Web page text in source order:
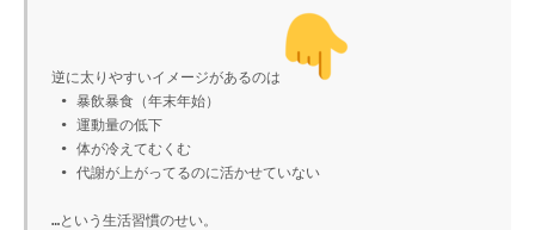
逆に太りやすいイメージがあるのは
• 暴飲暴食（年末年始）
• 運動量の低下
• 体が冷えてむくむ
• 代謝が上がってるのに活かせていない
…という生活習慣のせい。